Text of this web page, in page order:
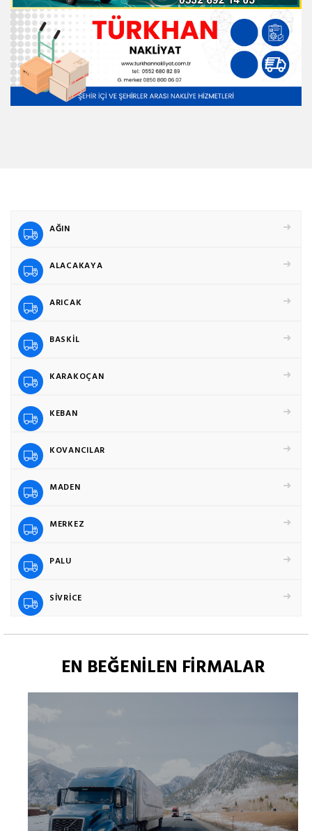
AĞIN
ALACAKAYA
ARICAK
BASKİL
KARAKOÇAN
KEBAN
KOVANCILAR
MADEN
MERKEZ
PALU
SİVRİCE
EN BEĞENİLEN FİRMALAR